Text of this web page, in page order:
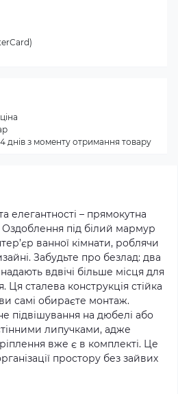
елегантності – прямокутна
під білий мармур
ванної кімнати, роблячи
Забудьте про безлад: два
вдвічі більше місця для
сталева конструкція стійка
самі обираєте монтаж.
підвішування на дюбелі або
липучками, адже
вже є в комплекті. Це
простору без зайвих
днів з моменту отримання товару